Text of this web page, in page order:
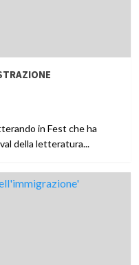
in Fest che ha
della letteratura...